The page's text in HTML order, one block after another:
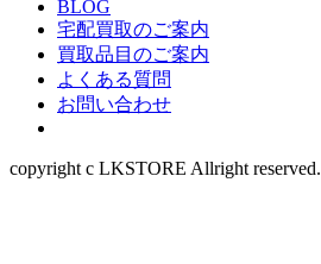
BLOG
宅配買取のご案内
買取品目のご案内
よくある質問
お問い合わせ
copyright c LKSTORE Allright reserved.